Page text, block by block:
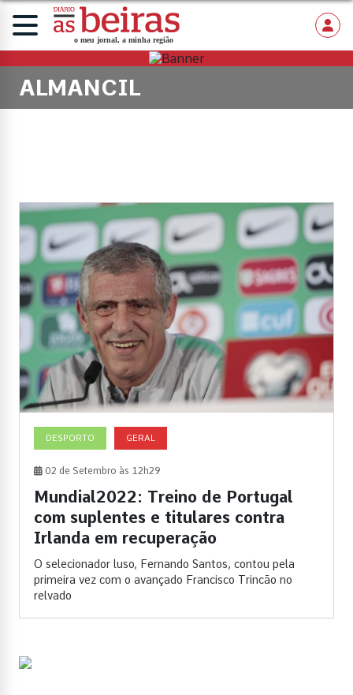
ALMANCIL
DESPORTO GERAL
02 de Setembro às 12h29
Mundial2022: Treino de Portugal
com suplentes e titulares contra
Irlanda em recuperação
O selecionador luso, Fernando Santos, contou pela
primeira vez com o avançado Francisco Trincão no
relvado